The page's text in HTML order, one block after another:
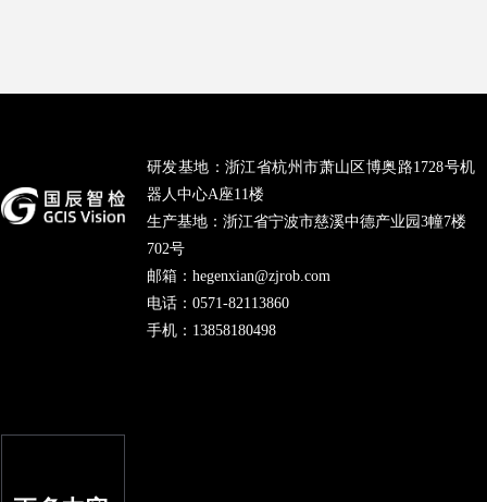
研发基地：浙江省杭州市萧山区博奥路1728号机
器人中心A座11楼
生产基地：浙江省宁波市慈溪中德产业园3幢7楼
702号
邮箱： hegenxian@zjrob.com
电话：0571-82113860
手机：13858180498